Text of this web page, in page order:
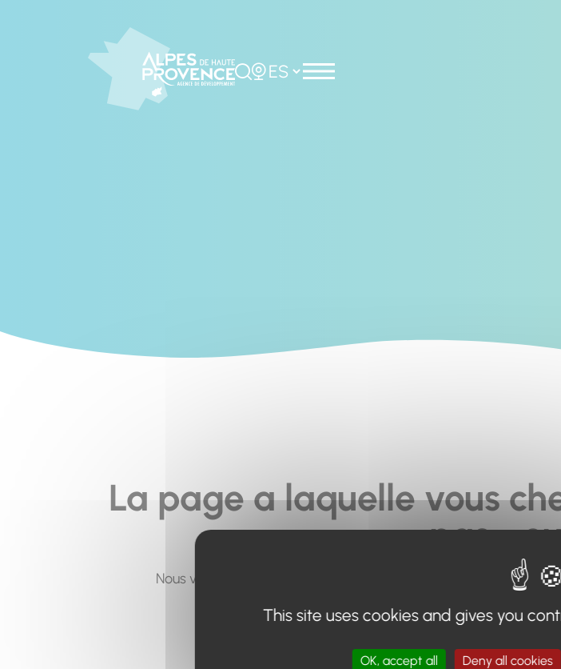
Rechercher
Choisir la langue
La page a laquelle vous
pas...
Nous vous invitons à utiliser le moteur de recherche en haut de
Retour à
This site uses cookies and gives you
OK, accept all Deny all cookies